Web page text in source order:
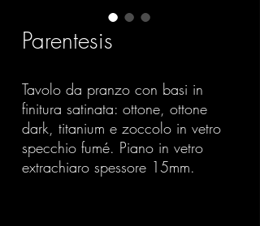
Parentesis
Tavolo da pranzo con basi in
finitura satinata: ottone, ottone
dark, titanium e zoccolo in vetro
specchio fumé. Piano in vetro
extrachiaro spessore 15mm.